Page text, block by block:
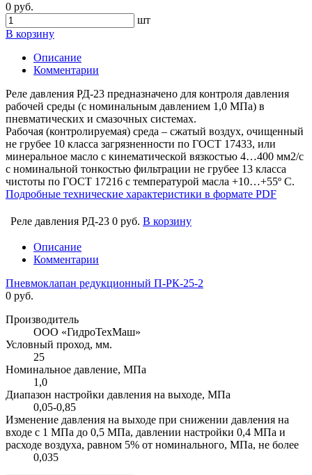
0 руб.
шт
В корзину
Описание
Комментарии
Реле давления РД-23 предназначено для контроля давления
рабочей среды (с номинальным давлением 1,0 МПа) в
пневматических и смазочных системах.
Рабочая (контролируемая) среда – сжатый воздух, очищенный
не грубее 10 класса загрязненности по ГОСТ 17433, или
минеральное масло с кинематической вязкостью 4…400 мм2/с
с номинальной тонкостью фильтрации не грубее 13 класса
чистоты по ГОСТ 17216 с температурой масла +10…+55º С.
Подробные технические характеристики в формате PDF
Реле давления РД-23 0 руб. В корзину
Описание
Комментарии
Пневмоклапан редукционный П-РК-25-2
0 руб.
Производитель
ООО «ГидроТехМаш»
Условный проход, мм.
25
Номинальное давление, МПа
1,0
Диапазон настройки давления на выходе, МПа
0,05-0,85
Изменение давления на выходе при снижении давления на
входе с 1 МПа до 0,5 МПа, давлении настройки 0,4 МПа и
расходе воздуха, равном 5% от номинального, МПа, не более
0,035